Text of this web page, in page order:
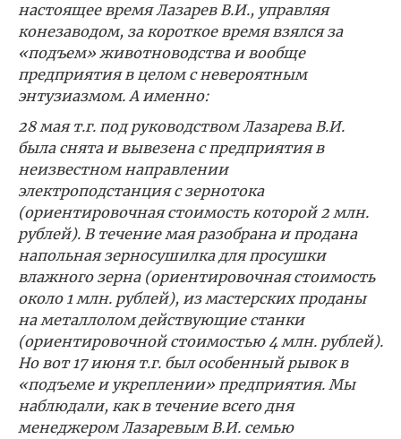
настоящее время Лазарев В.И., управляя
конезаводом, за короткое время взялся за
«подъем» животноводства и вообще
предприятия в целом с невероятным
энтузиазмом. А именно:
28 мая т.г. под руководством Лазарева В.И.
была снята и вывезена с предприятия в
неизвестном направлении
электроподстанция с зернотока
(ориентировочная стоимость которой 2 млн.
рублей). В течение мая разобрана и продана
напольная зерносушилка для просушки
влажного зерна (ориентировочная стоимость
около 1 млн. рублей), из мастерских проданы
на металлолом действующие станки
(ориентировочной стоимостью 4 млн. рублей).
Но вот 17 июня т.г. был особенный рывок в
«подъеме и укреплении» предприятия. Мы
наблюдали, как в течение всего дня
менеджером Лазаревым В.И. семью